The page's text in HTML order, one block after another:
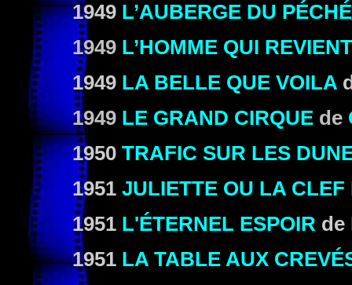
1949 L’AUBERGE DU PÉCHÉ
1949 L’HOMME QUI
1949 LA BELLE QUE VOILA
1949 LE GRAND CIRQUE de
1950 TRAFIC SUR LES
1951 JULIETTE OU LA CLEF
1951 L'ÉTERNEL ESPOIR de
1951 LA TABLE AUX